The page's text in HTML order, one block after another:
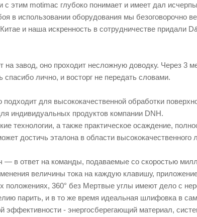
этим motimac глубоко понимает и имеетдал
в использовании оборудования мы безоговорочно
и наша искренность в сотрудничестве придали
на завод, оно проходит несложную доводку. Через 3
лично, и восторг не передать словами.
для высококачественной обработки
индивидуальных продуктов компании DNH.
технологии, а также практическое осаждение,
достичь эталона в области высококачественного
— в ответ на команды, подаваемые со скоростью
величины тока на каждую клавишу,
положениях, 360° без Мертвые углы имеют дело с
парить, и в то же время идеальная шлифовка в
эффективности - энергосберегающий материал,